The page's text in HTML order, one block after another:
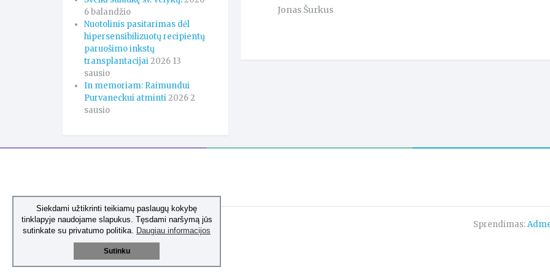
Siekdami užtikrinti teikiamų paslaugų kokybę
tinklapyje naudojame slapukus. Tęsdami naršymą jūs
sutinkate su privatumo politika. Daugiau informacijos
Sutinku
Jonas Šurkus
6 balandžio
Nuotolinis pasitarimas dėl
hipersensibilizuotų recipientų
paruošimo inkstų
transplantacijai2026 13
sausio
In memoriam: Raimundui
Purvaneckui atminti2026 2
sausio
Sprendimas: